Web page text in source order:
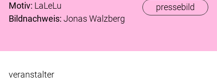
pressebild
Motiv: LaLeLu
Bildnachweis: Jonas Walzberg
veranstalter